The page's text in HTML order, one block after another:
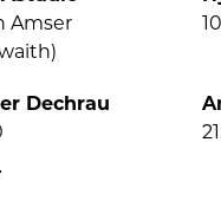
Amser
10
Dechrau